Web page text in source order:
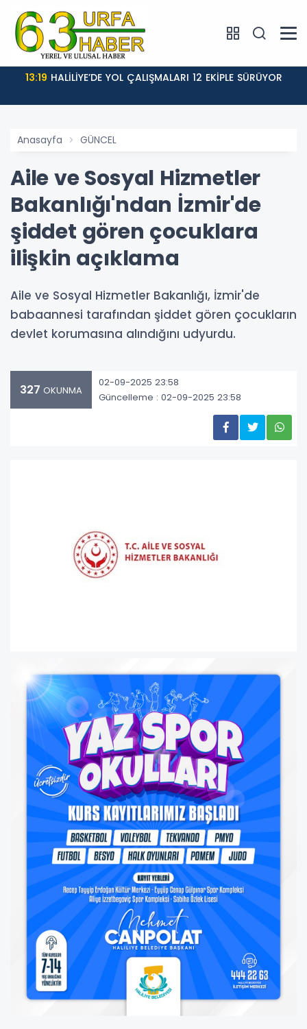
13:19 HALİLİYE’DE YOL ÇALIŞMALARI 12 EKİPLE SÜRÜYOR
Anasayfa GÜNCEL
Aile ve Sosyal Hizmetler
Bakanlığı'ndan İzmir'de
şiddet gören çocuklara
ilişkin açıklama
Aile ve Sosyal Hizmetler Bakanlığı, İzmir'de
babaannesi tarafından şiddet gören çocukların
devlet korumasına alındığını udyurdu.
327 OKUNMA
02-09-2025 23:58
Güncelleme : 02-09-2025 23:58